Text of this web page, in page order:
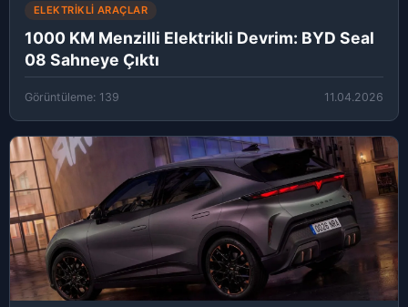
ELEKTRIKLI ARAÇLAR
1000 KM Menzilli Elektrikli Devrim: BYD Seal
08 Sahneye Çıktı
Görüntüleme: 139 11.04.2026